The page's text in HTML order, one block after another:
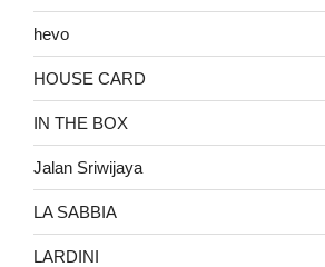
hevo
HOUSE CARD
IN THE BOX
Jalan Sriwijaya
LA SABBIA
LARDINI